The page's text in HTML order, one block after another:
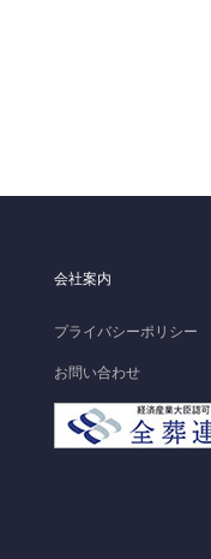
会社案内
プライバシーポリシー
お問い合わせ